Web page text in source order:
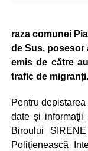
raza comunei
de Sus, posesor
emis de către
trafic de migranți.
Pentru
date şi informaţii
Biroului
Poliţienească